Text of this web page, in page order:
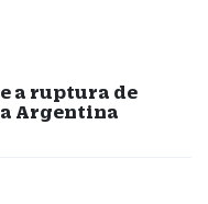
a ruptura de
Argentina